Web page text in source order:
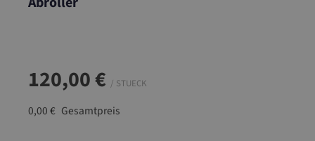
120,00 € / STUECK
0,00 € Gesamtpreis